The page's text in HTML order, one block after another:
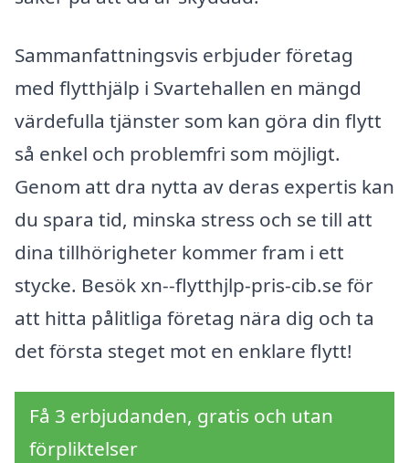
Sammanfattningsvis erbjuder företag
med flytthjälp i Svartehallen en mängd
värdefulla tjänster som kan göra din flytt
så enkel och problemfri som möjligt.
Genom att dra nytta av deras expertis kan
du spara tid, minska stress och se till att
dina tillhörigheter kommer fram i ett
stycke. Besök xn--flytthjlp-pris-cib.se för
att hitta pålitliga företag nära dig och ta
det första steget mot en enklare flytt!
Få 3 erbjudanden, gratis och utan
förpliktelser